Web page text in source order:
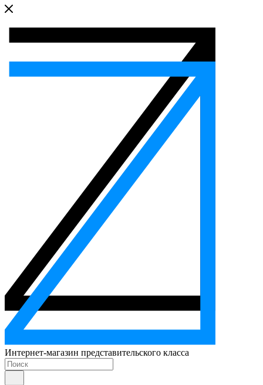
Интернет-магазин представительского класса